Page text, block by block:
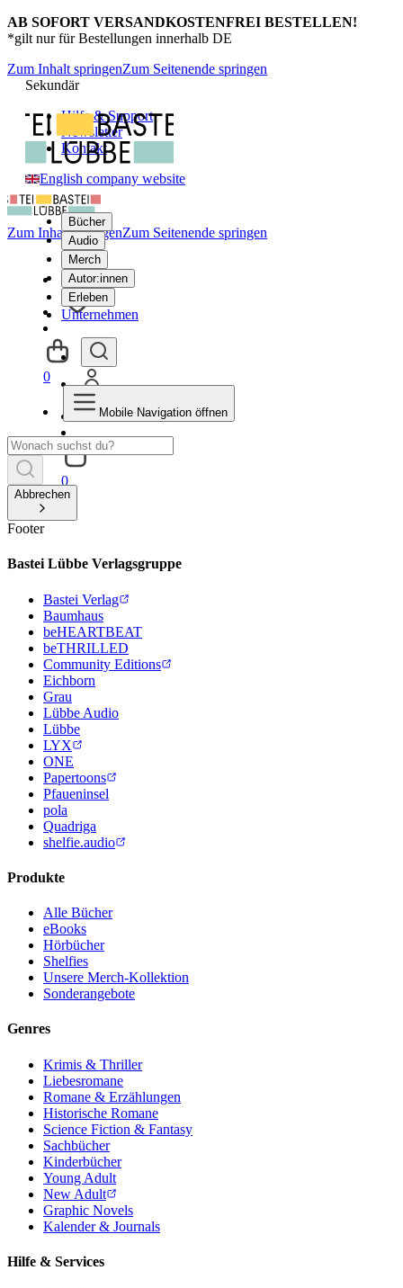
AB SOFORT VERSANDKOSTENFREI BESTELLEN!
*gilt nur für Bestellungen innerhalb DE
Zum Inhalt springenZum Seitenende springen
Sekundär
Hilfe & Support
Newsletter
Kontakt
English company website
Bücher
Audio
Merch
Autor:innen
Erleben
Unternehmen
0
Zum Inhalt springenZum Seitenende springen
0
Mobile Navigation öffnen
Abbrechen
Footer
Bastei Lübbe Verlagsgruppe
Bastei Verlag
Baumhaus
beHEARTBEAT
beTHRILLED
Community Editions
Eichborn
Grau
Lübbe Audio
Lübbe
LYX
ONE
Papertoons
Pfaueninsel
pola
Quadriga
shelfie.audio
Produkte
Alle Bücher
eBooks
Hörbücher
Shelfies
Unsere Merch-Kollektion
Sonderangebote
Genres
Krimis & Thriller
Liebesromane
Romane & Erzählungen
Historische Romane
Science Fiction & Fantasy
Sachbücher
Kinderbücher
Young Adult
New Adult
Graphic Novels
Kalender & Journals
Hilfe & Services